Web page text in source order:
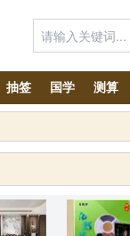
抽签 国学 测算
锦囊预订！